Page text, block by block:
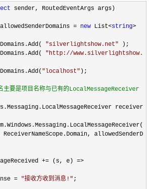
sender, RoutedEventArgs args)
allowedSenderDomains= new List<string>
"silverlightshow.net" );
"http://www.silverlightshow.
" localhost" );
主要是项目名称与已有的LocalMessageReceiver
receiver
allowedSenderD
+= (s, e)=>
= "接收方收到消息! " ;